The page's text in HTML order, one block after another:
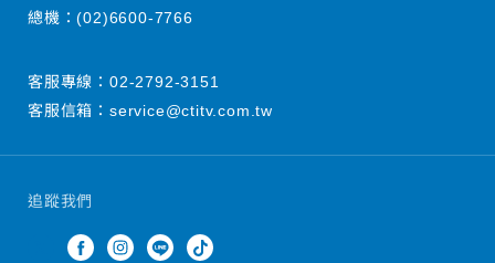
追蹤我們
總機：(02)6600-7766
客服專線： 02-2792-3151
客服信箱： service@ctitv.com.tw